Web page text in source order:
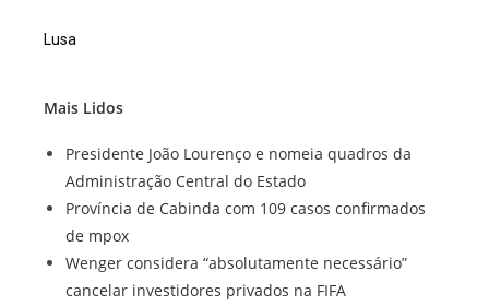
Lusa
Mais Lidos
Presidente João Lourenço e nomeia quadros da
Administração Central do Estado
Província de Cabinda com 109 casos confirmados
de mpox
Wenger considera “absolutamente necessário”
cancelar investidores privados na FIFA